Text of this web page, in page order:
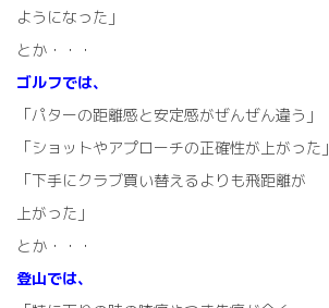
ようになった」
とか・・・
ゴルフでは、
「パターの距離感と安定感がぜんぜん違う」
「ショットやアプローチの正確性が上がった」
「下手にクラブ買い替えるよりも飛距離が
上がった」
とか・・・
登山では、